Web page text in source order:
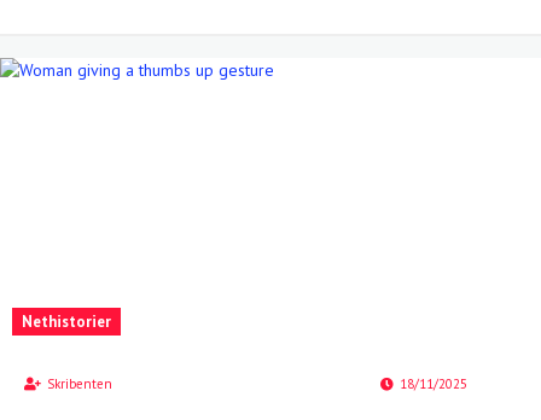
Nethistorier
Skribenten 18/11/2025